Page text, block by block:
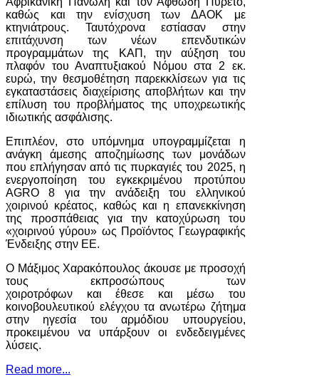
καθώς και την ενίσχυση των ΔΑΟΚ με
κτηνιάτρους. Ταυτόχρονα εστίασαν στην
επιτάχυνση των νέων επενδυτικών
προγραμμάτων της ΚΑΠ, την αύξηση του
πλαφόν του Αναπτυξιακού Νόμου στα 2 εκ.
ευρώ, την θεσμοθέτηση παρεκκλίσεων για τις
εγκαταστάσεις διαχείρισης αποβλήτων και την
επίλυση του προβλήματος της υποχρεωτικής
ιδιωτικής ασφάλισης.
Επιπλέον, στο υπόμνημα υπογραμμίζεται η
ανάγκη άμεσης αποζημίωσης των μονάδων
που επλήγησαν από τις πυρκαγιές του 2025, η
ενεργοποίηση του εγκεκριμένου προτύπου
AGRO 8 για την ανάδειξη του ελληνικού
χοιρινού κρέατος, καθώς και η επανεκκίνηση
της προσπάθειας για την κατοχύρωση του
«χοιρινού γύρου» ως Προϊόντος Γεωγραφικής
Ένδειξης στην ΕΕ.
Ο Μάξιμος Χαρακόπουλος άκουσε με προσοχή
τους εκπροσώπους των
χοιροτρόφων και έθεσε και μέσω του
κοινοβουλευτικού ελέγχου τα ανωτέρω ζήτημα
στην ηγεσία του αρμόδιου υπουργείου,
προκειμένου να υπάρξουν οι ενδεδειγμένες
λύσεις.
Read more...